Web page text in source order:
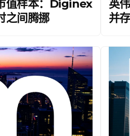
值样本：Diginex
之间腾挪
英
并